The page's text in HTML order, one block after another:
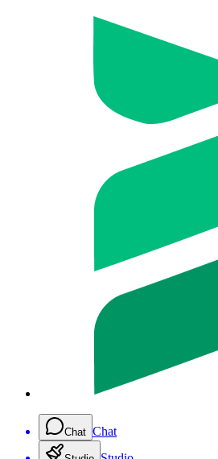
Chat Chat